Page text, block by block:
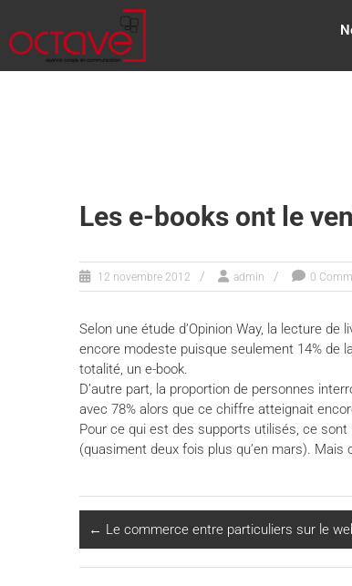
Les e-books ont le
12 novembre 2012 admin 0
Selon une étude d’Opinion Way, la lecture
encore modeste puisque seulement 14% de
totalité, un e-book.
D’autre part, la proportion de personnes
avec 78% alors que ce chiffre atteignait
Pour ce qui est des supports utilisés, ce
(quasiment deux fois plus qu’en mars). Mais
← Le commerce entre particuliers sur le